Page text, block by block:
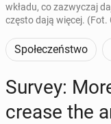
wkładu, co zazwyczaj
często dają więcej. (Fot.
Społeczeństwo
Survey:
crease the